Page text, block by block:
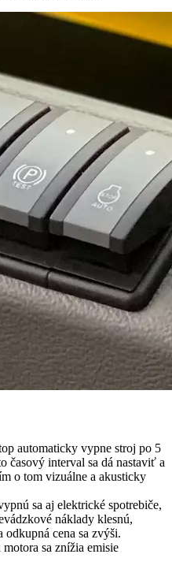
automaticky vypne stroj po 5
časový interval sa dá nastaviť a
o tom vizuálne a akusticky
sa aj elektrické spotrebiče,
náklady klesnú,
cena sa zvýši.
sa znížia emisie